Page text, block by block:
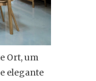
Ort, um
elegante